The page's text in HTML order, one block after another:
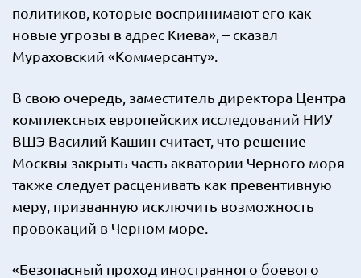
политиков, которые воспринимают его как
новые угрозы в адрес Киева», – сказал
Мураховский «Коммерсанту».
В свою очередь, заместитель директора Центра
комплексных европейских исследований НИУ
ВШЭ Василий Кашин считает, что решение
Москвы закрыть часть акватории Черного моря
также следует расценивать как превентивную
меру, призванную исключить возможность
провокаций в Черном море.
«Безопасный проход иностранного боевого